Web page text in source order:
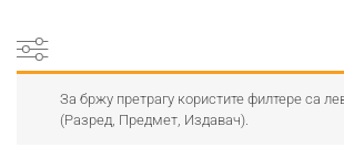
За бржу претрагу користите филтере са
(Разред, Предмет, Издавач).